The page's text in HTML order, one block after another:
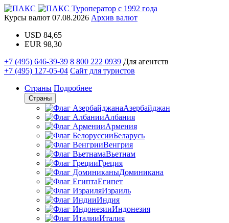
Туроператор с 1992 года
Курсы валют 07.08.2026 Архив валют
USD 84,65
EUR 98,30
+7 (495) 646-39-39 8 800 222 0939 Для агентств
+7 (495) 127-05-04 Сайт для туристов
Страны Подробнее
Страны
Азербайджан
Албания
Армения
Беларусь
Венгрия
Вьетнам
Греция
Доминикана
Египет
Израиль
Индия
Индонезия
Италия